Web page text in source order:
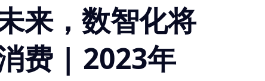
来，数智化将
费 | 2023年